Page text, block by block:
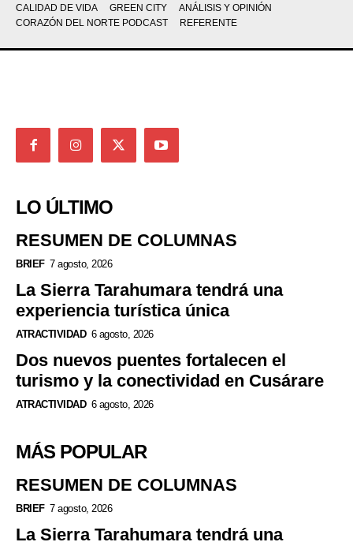
CALIDAD DE VIDA
GREEN CITY
ANÁLISIS Y OPINIÓN
CORAZÓN DEL NORTE PODCAST
REFERENTE
LO ÚLTIMO
RESUMEN DE COLUMNAS
BRIEF 7 agosto, 2026
La Sierra Tarahumara tendrá una
experiencia turística única
ATRACTIVIDAD 6 agosto, 2026
Dos nuevos puentes fortalecen el
turismo y la conectividad en Cusárare
ATRACTIVIDAD 6 agosto, 2026
MÁS POPULAR
RESUMEN DE COLUMNAS
BRIEF 7 agosto, 2026
La Sierra Tarahumara tendrá una